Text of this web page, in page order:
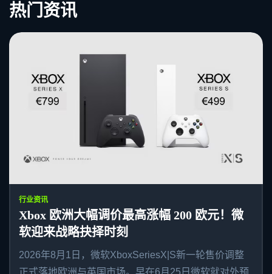
热门资讯
行业资讯
Xbox 欧洲大幅调价最高涨幅 200 欧元！微
软迎来战略抉择时刻
2026年8月1日，微软XboxSeriesX|S新一轮售价调整
正式落地欧洲与英国市场。早在6月25日微软就对外预